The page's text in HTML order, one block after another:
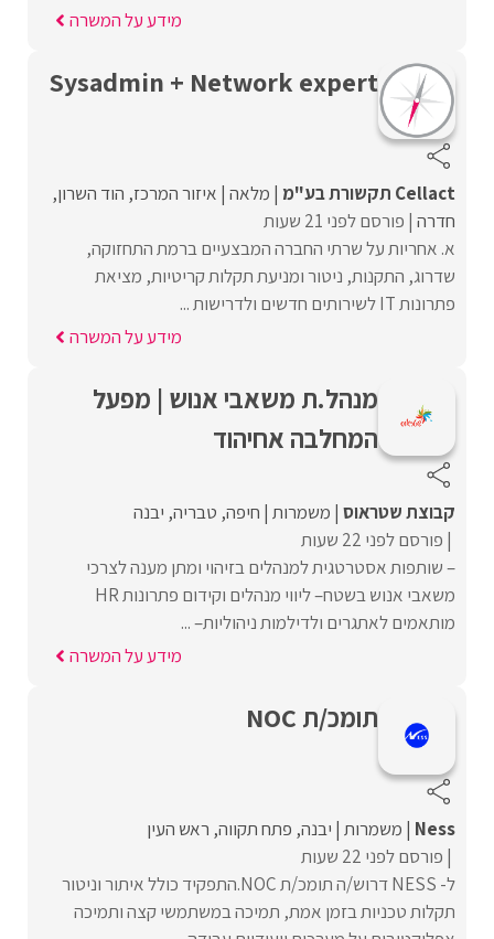
מידע על המשרה
Sysadmin + Network expert
Cellact תקשורת בע"מ מלאה איזור המרכז הוד השרון
חדרה פורסם לפני 21 שעות
א. אחריות על שרתי החברה המבצעיים ברמת התחזוקה,
שדרוג, התקנות, ניטור ומניעת תקלות קריטיות, מציאת
פתרונות IT לשירותים חדשים ולדרישות ...
מידע על המשרה
מנהל.ת משאבי אנוש | מפעל
המחלבה אחיהוד
קבוצת שטראוס משמרות חיפה טבריה יבנה
פורסם לפני 22 שעות
– שותפות אסטרטגית למנהלים בזיהוי ומתן מענה לצרכי
משאבי אנוש בשטח– ליווי מנהלים וקידום פתרונות HR
מותאמים לאתגרים ולדילמות ניהוליות– ...
מידע על המשרה
תומכ/ת NOC
Ness משמרות יבנה פתח תקווה ראש העין
פורסם לפני 22 שעות
ל- NESS דרוש/ה תומכ/ת NOC.התפקיד כולל איתור וניטור
תקלות טכניות בזמן אמת, תמיכה במשתמשי קצה ותמיכה